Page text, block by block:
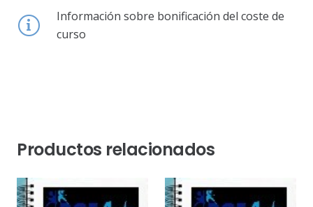
Información sobre bonificación del coste de
curso
Productos relacionados